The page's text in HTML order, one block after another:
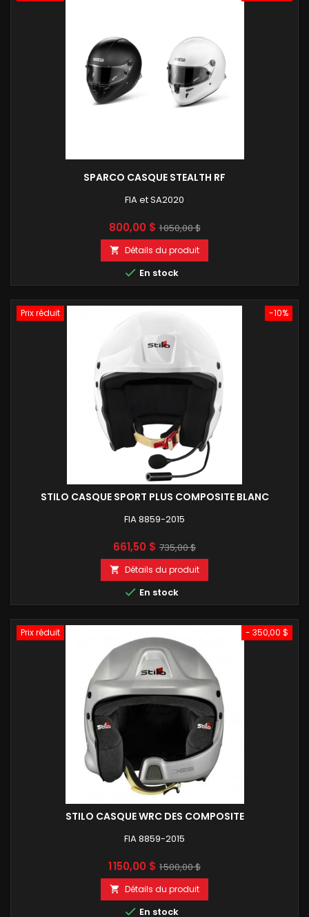
SPARCO CASQUE STEALTH RF
FIA et SA2020
Prix
800,00 $ Prix
de
base
1 050,00 $
 Détails du produit
 En stock
-10%
Prix réduit
STILO CASQUE SPORT PLUS COMPOSITE BLANC
FIA 8859-2015
Prix
661,50 $ Prix
de
base
735,00 $
 Détails du produit
 En stock
- 350,00 $
Prix réduit
STILO CASQUE WRC DES COMPOSITE
FIA 8859-2015
Prix
1 150,00 $ Prix
de
base
1 500,00 $
 Détails du produit
 En stock